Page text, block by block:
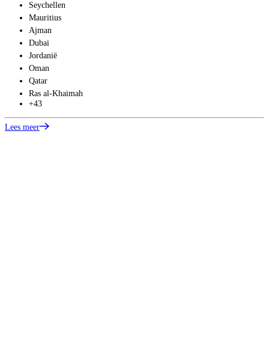
Seychellen
Mauritius
Ajman
Dubai
Jordanië
Oman
Qatar
Ras al-Khaimah
+43
Lees meer